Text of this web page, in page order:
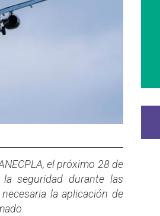
el próximo 28 de
seguridad durante las
la aplicación de